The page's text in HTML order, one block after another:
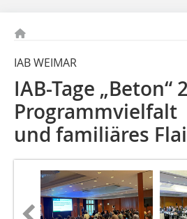
IAB WEIMAR
IAB-Tage „Beton“
Programmvielfalt
und familiäres